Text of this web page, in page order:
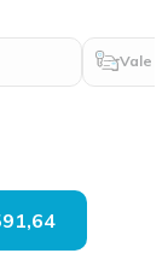
Vale
₺26.591,64